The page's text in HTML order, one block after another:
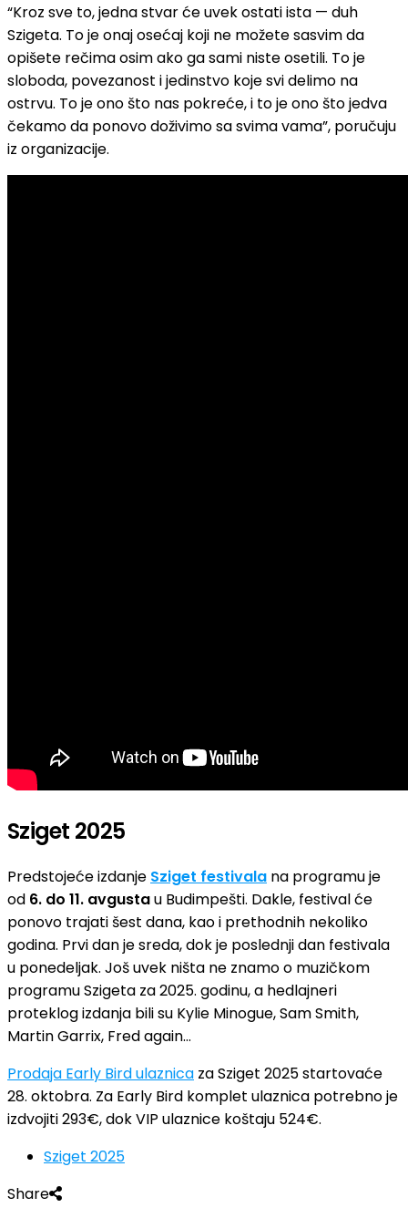
“Kroz sve to, jedna stvar će uvek ostati ista — duh
Szigeta. To je onaj osećaj koji ne možete sasvim da
opišete rečima osim ako ga sami niste osetili. To je
sloboda, povezanost i jedinstvo koje svi delimo na
ostrvu. To je ono što nas pokreće, i to je ono što jedva
čekamo da ponovo doživimo sa svima vama”, poručuju
iz organizacije.
Sziget 2025
Predstojeće izdanje Sziget festivala na programu je
od 6. do 11. avgustau Budimpešti. Dakle, festival će
ponovo trajati šest dana, kao i prethodnih nekoliko
godina. Prvi dan je sreda, dok je poslednji dan festivala
u ponedeljak. Još uvek ništa ne znamo o muzičkom
programu Szigeta za 2025. godinu, a hedlajneri
proteklog izdanja bili su Kylie Minogue, Sam Smith,
Martin Garrix, Fred again…
Prodaja Early Bird ulaznica za Sziget 2025 startovaće
28. oktobra. Za Early Bird komplet ulaznica potrebno je
izdvojiti 293€, dok VIP ulaznice koštaju 524€.
Sziget 2025
Share